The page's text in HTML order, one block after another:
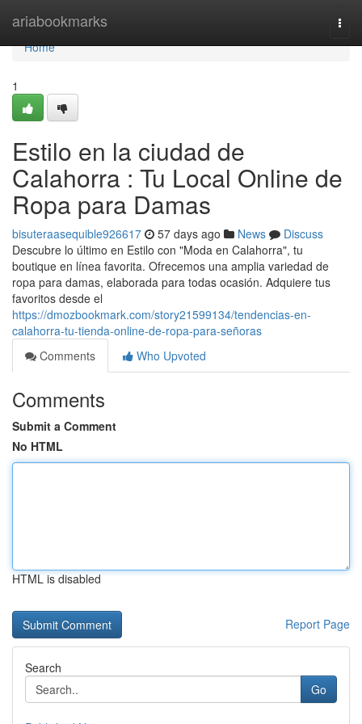
ariabookmarks
Home
Home
1
Estilo en la ciudad de
Calahorra : Tu Local Online de
Ropa para Damas
bisuteraasequible926617 57 days ago News
Discuss
Descubre lo último en Estilo con "Moda en Calahorra", tu
boutique en línea favorita. Ofrecemos una amplia variedad de
ropa para damas, elaborada para todas ocasión. Adquiere tus
favoritos desde el
https://dmozbookmark.com/story21599134/tendencias-en-
calahorra-tu-tienda-online-de-ropa-para-señoras
Comments
Who Upvoted
Comments
Submit a Comment
No HTML
HTML is disabled
Report Page
Search
Go